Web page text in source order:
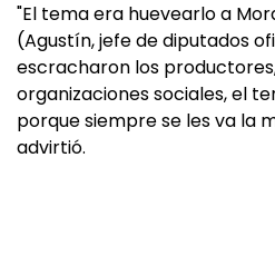
"El tema era huevearlo a
(Agustín, jefe de diputados
escracharon los
organizaciones sociales, el
porque siempre se les va la
advirtió.